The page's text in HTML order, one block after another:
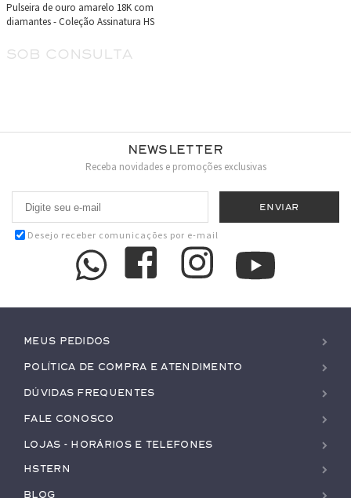
Pulseira de ouro amarelo 18K com
diamantes - Coleção Assinatura HS
sob consulta
Newsletter
Receba novidades e promoções exclusivas
Desejo receber comunicações por e-mail
Meus pedidos
Política de Compra e Atendimento
Dúvidas Frequentes
Fale conosco
Lojas - Horários e Telefones
HStern
Blog